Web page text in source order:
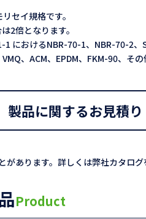
セイ規格です。
2倍となります。
1 におけるNBR-70-1、NBR-70-2
、ACM、EPDM、FKM-90、その
製品に関するお見積
あります。詳しくは弊社カタログ
Product